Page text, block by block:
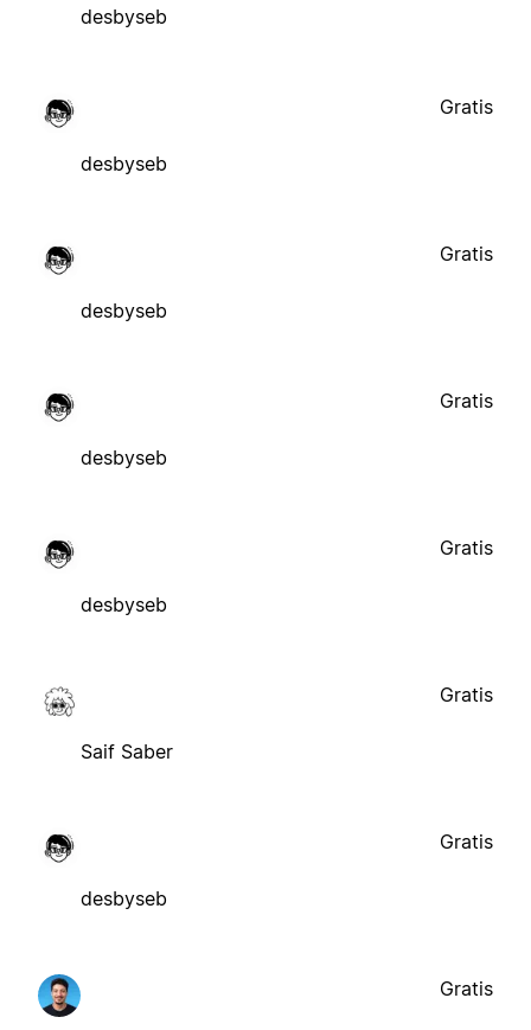
desbyseb
desbyseb
Gratis
desbyseb
Gratis
desbyseb
Gratis
desbyseb
Gratis
Saif Saber
Gratis
desbyseb
Gratis
Gratis